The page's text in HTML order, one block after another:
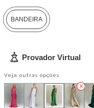
BANDEIRA
Provador Virtual
Veja outras opções